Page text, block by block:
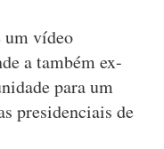
um vídeo
a também ex-
para um
presidenciais de